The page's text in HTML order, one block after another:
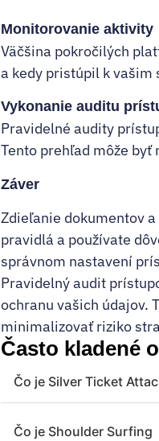
Monitorovanie aktivity
Väčšina pokročilých
a kedy pristúpil k vašim
Vykonanie auditu
Pravidelné audity
Tento prehľad môže
Záver
Zdieľanie dokumentov
pravidlá a používate
správnom nastavení
Pravidelný audit
ochranu vašich údajov.
minimalizovať riziko
Často kladené
Čo je Silver Ticket
Čo je Shoulder Surfing